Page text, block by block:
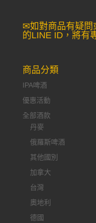
✉如對商品有疑問
的LINE ID，將有
商品分類
IPA啤酒
優惠活動
全部酒款
丹麥
俄羅斯啤酒
其他國別
加拿大
台灣
奧地利
德國